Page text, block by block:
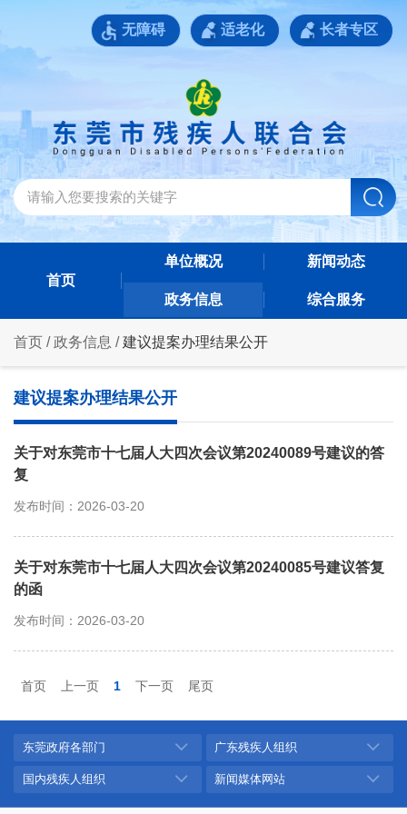
无障碍 适老化 长者专区
首页
单位概况 新闻动态
政务信息 综合服务
首页 /政务信息 /建议提案办理结果公开
建议提案办理结果公开
关于对东莞市十七届人大四次会议第20240089号建议的答
复
发布时间：2026-03-20
关于对东莞市十七届人大四次会议第20240085号建议答复
的函
发布时间：2026-03-20
首页 上一页 1 下一页 尾页
东莞政府各部门 广东残疾人组织
国内残疾人组织 新闻媒体网站